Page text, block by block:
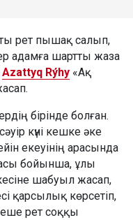
рет пышақ салып,
адамға шартты жаза
Azattyq Rýhy «Ақ
бірінде болған.
күні кешке әке
екеуінің арасында
бойынша, ұлы
шабуыл жасап,
қарсылық көрсетіп,
рет соққы